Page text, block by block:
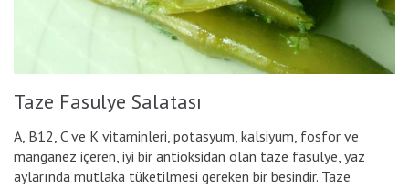
Taze Fasulye Salatası
A, B12, C ve K vitaminleri, potasyum, kalsiyum, fosfor ve
manganez içeren, iyi bir antioksidan olan taze fasulye, yaz
aylarında mutlaka tüketilmesi gereken bir besindir. Taze